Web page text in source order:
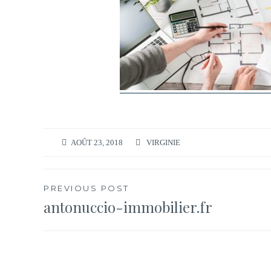
AOÛT 23, 2018 VIRGINIE
Navigation
PREVIOUS POST
antonuccio-immobilier.fr